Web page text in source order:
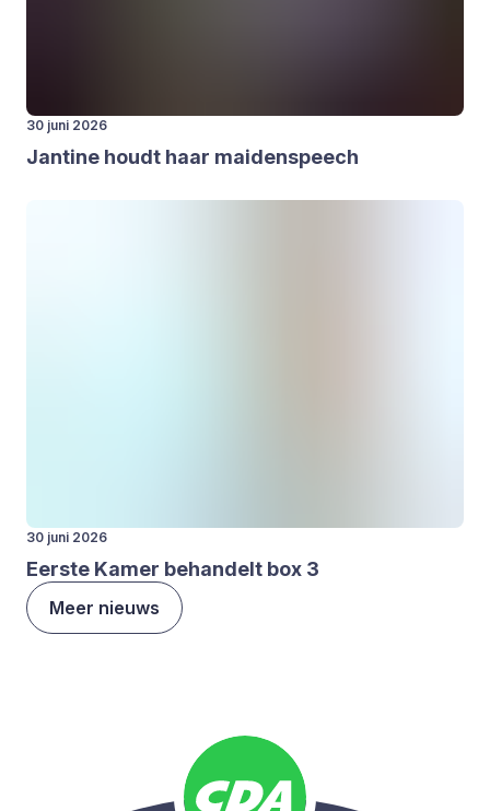
30 juni 2026
Jan­ti­ne houdt haar mai­den­speech
30 juni 2026
Eer­ste Kamer behan­delt box 3
Meer nieuws